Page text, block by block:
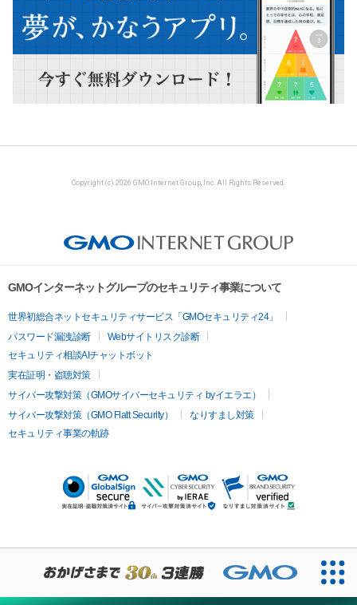
Copyright (c) 2026 GMO Internet Group, Inc. All Rights Reserved.
GMOインターネットグループのセキュリティ事業について
世界初総合ネットセキュリティサービス「GMOセキュリティ24」
パスワード漏洩診断
Webサイトリスク診断
セキュリティ相談AIチャットボット
実在証明・盗聴対策
サイバー攻撃対策（GMOサイバーセキュリティ byイエラエ）
サイバー攻撃対策（GMO Flatt Security）
なりすまし対策
セキュリティ事業の軌跡